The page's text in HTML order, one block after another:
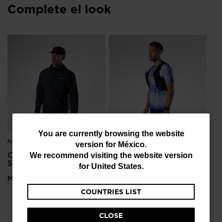
You
are
website
You are currently browsing the website
version for México.
We recommend visiting the website version
for United States.
COUNTRIES LIST
CLOSE
Complete el look
NUEVA COLECCIÓN SS26
Chaqueta comprimible
Sidelhorn para hombre
Mex$ 3.174,00
NUEVA COLECCIÓN SS26
Camiseta sin mangas de
trail running Rossignol
Motion
Mex$ 3.967,00